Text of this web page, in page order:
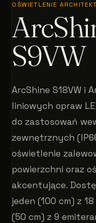
OŚWIETLENIE
S9VW
ArcShine S18VW i
liniowych opraw
do zastosowań
zewnętrznych
oświetlenie
powierzchni oraz
akcentujące.
jeden (100 cm) z
(50 cm) z 9